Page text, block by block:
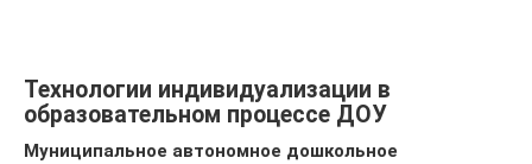
Технологии индивидуализации в
образовательном процессе ДОУ
Муниципальное автономное дошкольное